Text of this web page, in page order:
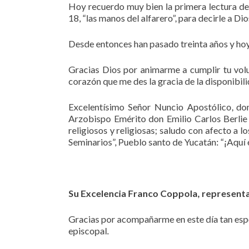
Hoy recuerdo muy bien la primera lectura
18, “las manos del alfarero”, para decirle a
Desde entonces han pasado treinta años y
Gracias Dios por animarme a cumplir tu
corazón que me des la gracia de la
Excelentísimo Señor Nuncio Apostólico,
Arzobispo Emérito don Emilio Carlos Berlie
religiosos y religiosas; saludo con afecto a
Seminarios”, Pueblo santo de Yucatán:
Su Excelencia Franco Coppola,
Gracias por acompañarme en este día tan
episcopal.